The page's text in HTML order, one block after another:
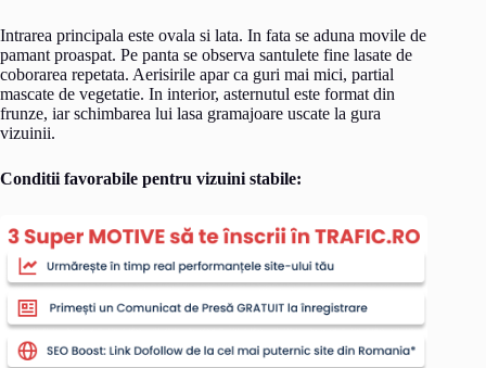
Intrarea principala este ovala si lata. In fata se aduna movile de
pamant proaspat. Pe panta se observa santulete fine lasate de
coborarea repetata. Aerisirile apar ca guri mai mici, partial
mascate de vegetatie. In interior, asternutul este format din
frunze, iar schimbarea lui lasa gramajoare uscate la gura
vizuinii.
Conditii favorabile pentru vizuini stabile: